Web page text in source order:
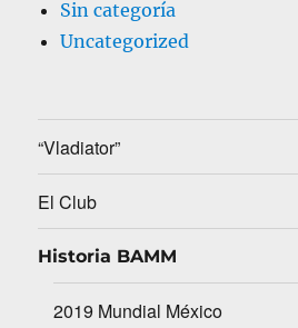
Sin categoría
Uncategorized
“Vladiator”
El Club
Historia BAMM
2019 Mundial México